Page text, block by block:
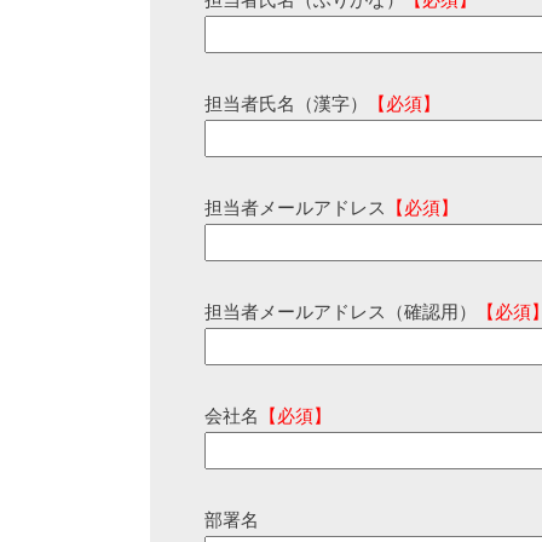
担当者氏名（漢字） 【必須】
担当者メールアドレス 【必須】
担当者メールアドレス（確認用） 【必須
会社名 【必須】
部署名